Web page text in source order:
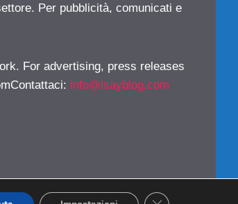
Per pubblicità, comunicati e
For advertising, press releases
: info@isayblog.com
CLOSE GDPR